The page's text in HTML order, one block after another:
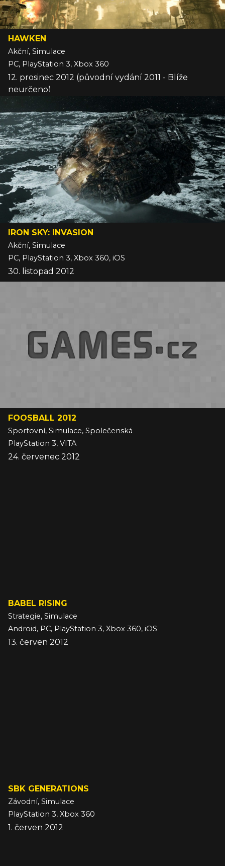
HAWKEN
Akční, Simulace
PC, PlayStation 3, Xbox 360
12. prosinec 2012 (původní vydání 2011 - Blíže
neurčeno)
IRON SKY: INVASION
Akční, Simulace
PC, PlayStation 3, Xbox 360, iOS
30. listopad 2012
FOOSBALL 2012
Sportovní, Simulace, Společenská
PlayStation 3, VITA
24. červenec 2012
BABEL RISING
Strategie, Simulace
Android, PC, PlayStation 3, Xbox 360, iOS
13. červen 2012
SBK GENERATIONS
Závodní, Simulace
PlayStation 3, Xbox 360
1. červen 2012